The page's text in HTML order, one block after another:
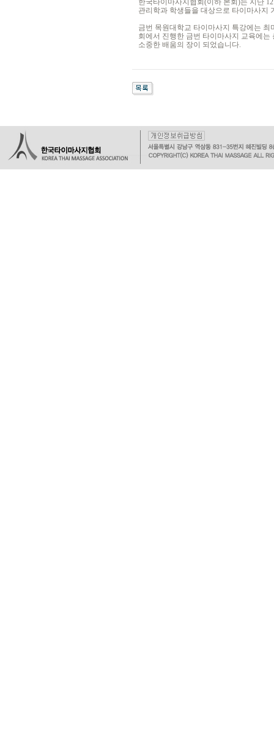
한국타이마사지협회(이하 본회)는 지난
관리학과 학생들을 대상으로 타이마사지
금번 목원대학교 타이마사지 특강에는
회에서 진행한 금번 타이마사지 교육에
소중한 배움의 장이 되었습니다.